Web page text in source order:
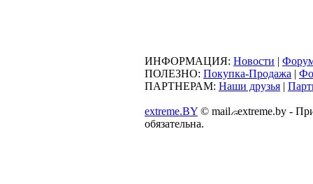
ИНФОРМАЦИЯ: Новости |
ПОЛЕЗНО: Покупка-Продажа |
ПАРТНЕРАМ: Наши друзья |
extreme.BY © mail
extreme.by -
обязательна.